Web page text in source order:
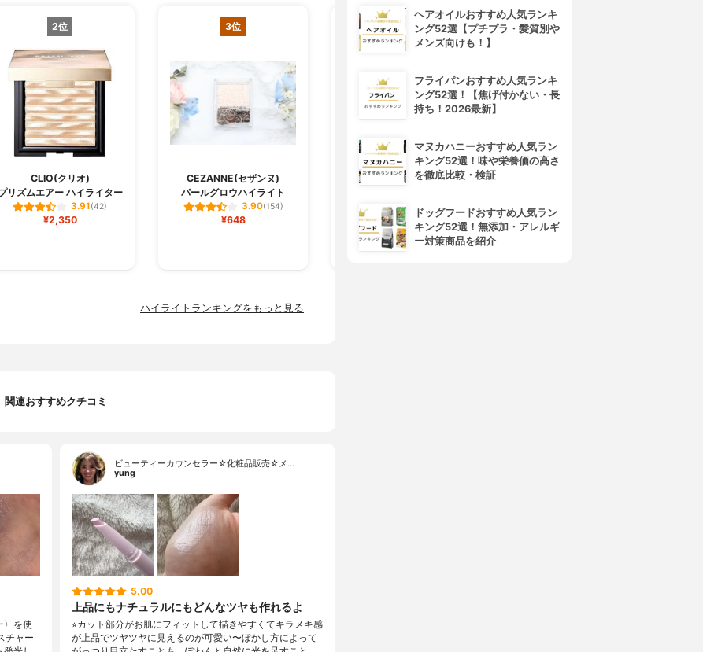
2位
CLIO(クリオ)
リズムエアー ハイライター
3.91(42)
¥2,350
3位
CEZANNE(セザンヌ)
パールグロウハイライト
3.90(154)
¥648
4位
M・A・C(マック)
シュ
3.90(64)
¥4,620
マットラディアンス ベイクド
パウダー ハイライト
ハイライトランキングをもっと見る
関連おすすめクチコミ
〉を使
チャー
ビューティーカウンセラー☆化粧品販売☆メ…
yung
5.00
上品にもナチュラルにもどんなツヤも作れるよ
⁡⭐︎カット部分がお肌にフィットして描きやすくてキラメキ感
が上品でツヤツヤに見えるのが可愛い〜ぼかし方によって
ヘアオイルおすすめ人気ランキ
ング52選【プチプラ・髪質別や
メンズ向けも！】
フライパンおすすめ人気ランキ
ング52選！【焦げ付かない・長
持ち！2026最新】
マヌカハニーおすすめ人気ラン
キング52選！味や栄養価の高さ
を徹底比較・検証
ドッグフードおすすめ人気ラン
キング52選！無添加・アレルギ
ー対策商品を紹介